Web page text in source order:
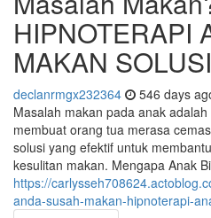
HIPNOTERAPI
MAKAN
declanrmgx232364 546 days
Masalah makan pada anak
membuat orang tua merasa
solusi yang efektif untuk
kesulitan makan. Mengapa Anak
https://
anda-susah-makan-hipnoterapi-